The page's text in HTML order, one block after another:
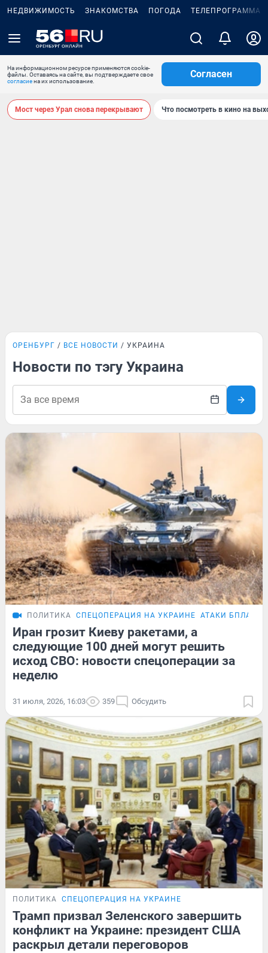
НЕДВИЖИМОСТЬ ЗНАКОМСТВА ПОГОДА ТЕЛЕПРОГРАММА
На информационном ресурсе применяются cookie-
файлы. Оставаясь на сайте, вы подтверждаете свое
согласиена их использование.
Согласен
Мост через Урал снова перекрывают Что посмотреть в кино на
ОРЕНБУРГ ВСЕ НОВОСТИ УКРАИНА
Новости по тэгу Украина
ПОЛИТИКА СПЕЦОПЕРАЦИЯ НА УКРАИНЕ АТАКИ БПЛА
Иран грозит Киеву ракетами, а
следующие 100 дней могут решить
исход СВО: новости спецоперации за
неделю
31 июля, 2026, 16:03 359 Обсудить
ПОЛИТИКА СПЕЦОПЕРАЦИЯ НА УКРАИНЕ
Трамп призвал Зеленского завершить
конфликт на Украине: президент США
раскрыл детали переговоров